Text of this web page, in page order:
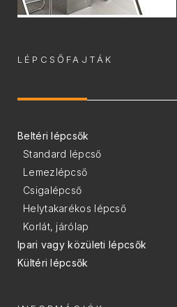
LÉPCSŐFAJTÁK
Beltéri lépcsők
Standard lépcső
Lemezlépcső
Csigalépcső
Helytakarékos lépcső
Korlát, járólap
Ipari vagy közületi lépcsők
Kültéri lépcsők